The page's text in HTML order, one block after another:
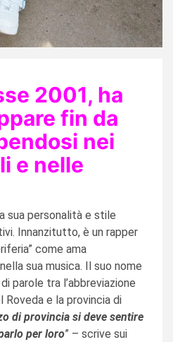
2001, ha
fin da
nei
e nelle
sua personalità e stile
Innanzitutto, è un rapper
come ama
sua musica. Il suo nome
parole tra l’abbreviazione
Roveda e la provincia di
di provincia si deve sentire
per loro” – scrive sui